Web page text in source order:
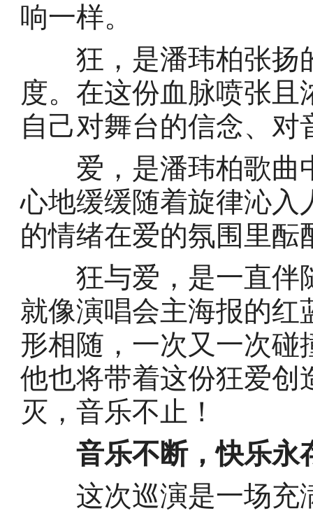
响一样。
狂，是潘玮柏张扬
度。在这份血脉喷张
自己对舞台的信念、对
爱，是潘玮柏歌曲
心地缓缓随着旋律沁入
的情绪在爱的氛围里酝
狂与爱，是一直伴
就像演唱会主海报的红
形相随，一次又一次
他也将带着这份狂爱创
灭，音乐不止！
音乐不断，快乐永
这次巡演是一场充